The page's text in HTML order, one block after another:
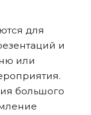
для
и
или
большого